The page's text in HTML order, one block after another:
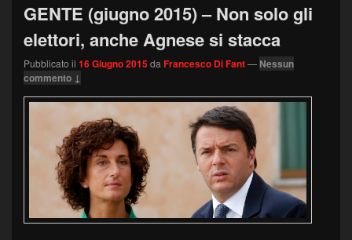
GENTE (giugno 2015) – Non solo gli
elettori, anche Agnese si stacca
Pubblicato il 16 Giugno 2015da Francesco Di Fant— Nessun
commento ↓